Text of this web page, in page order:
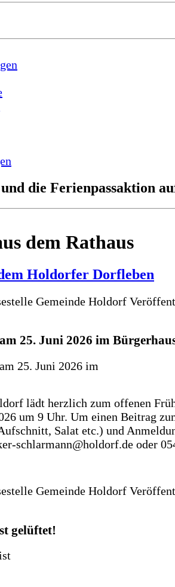
die Ferienpassaktion
dem Rathaus
Holdorfer Dorfleben
Gemeinde Holdorf
25. Juni 2026 im
lädt herzlich zum offenen
um 9 Uhr. Um einen Beitrag
Salat etc.) und
schlarmann@holdorf.de oder
Gemeinde Holdorf
gelüftet!